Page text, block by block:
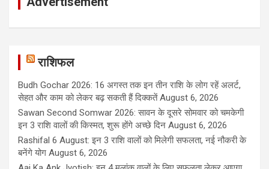
राशिफल
Budh Gochar 2026: 16 अगस्त तक इन तीन राशि के लोग रहें अलर्ट,
सेहत और काम को लेकर बढ़ सकती हैं दिक्कतें August 6, 2026
Sawan Second Somwar 2026: सावन के दूसरे सोमवार को चमकेगी
इन 3 राशि वालों की किस्मत, शुरू होंगे अच्छे दिन August 6, 2026
Rashifal 6 August: इन 3 राशि वालों को मिलेगी सफलता, नई नौकरी के
बनेंगे योग August 6, 2026